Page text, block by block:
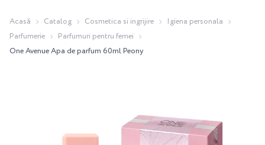
Acasă Catalog Cosmetica si ingrijire
Igiena personala
Parfumerie
Parfumuri pentru femei
One Avenue Apa de parfum 60ml Peony